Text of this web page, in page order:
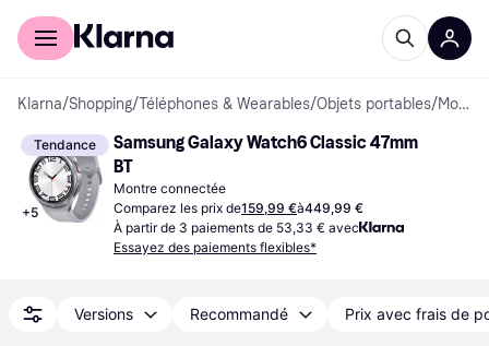
Acheter avec Klarna
Klarna/Shopping/Téléphones & Wearables/Objets portables/ Montres connectées
Tendance
+5
Samsung Galaxy Watch6 Classic 47mm
BT
Montre connectée
Comparez les prix de159,99 €à449,99 €
À partir de 3 paiements de 53,33 € avec
Essayez des paiements flexibles*
Versions Recommandé Prix avec frais de